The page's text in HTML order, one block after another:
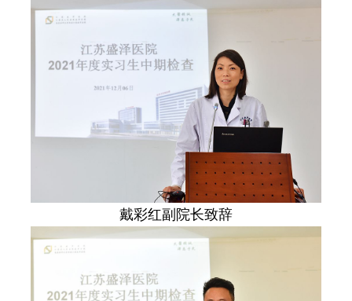
戴彩红副院长致辞